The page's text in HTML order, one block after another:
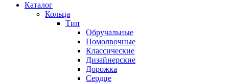
Каталог
Кольца
Тип
Обручальные
Помолвочные
Классические
Дизайнерские
Дорожка
Сердце